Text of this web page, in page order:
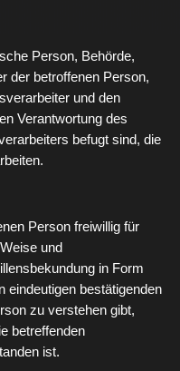
Person, Behörde,
der betroffenen Person,
und den
Verantwortung des
befugt sind, die
Person freiwillig für
und
in Form
eindeutigen bestätigenden
zu verstehen gibt,
betreffenden
ist.